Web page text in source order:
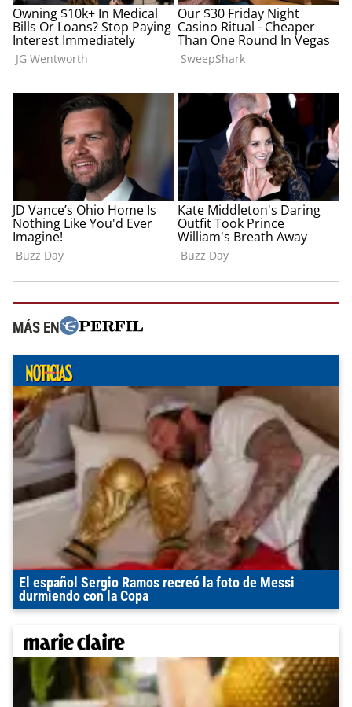
MÁS EN
El español Sergio Ramos recreó la foto de Messi
durmiendo con la Copa